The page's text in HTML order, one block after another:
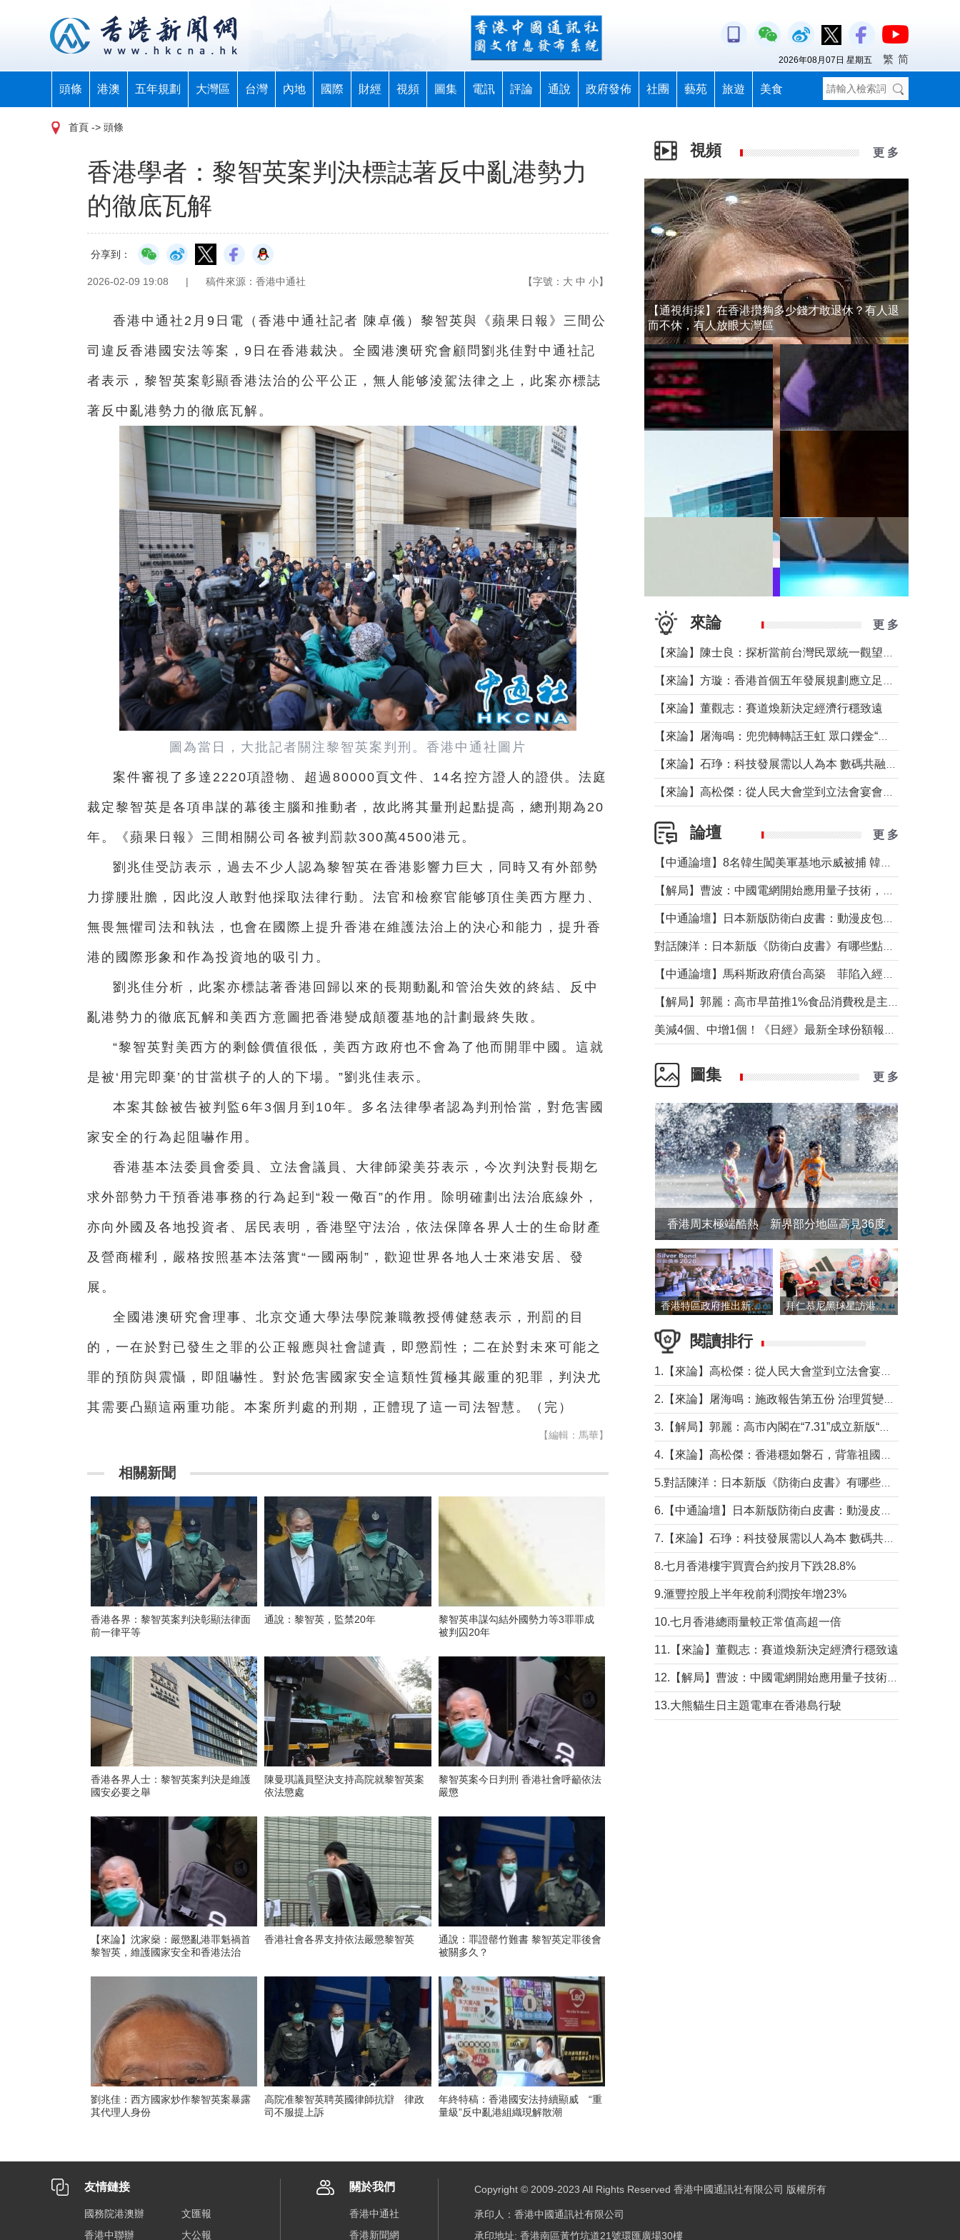
頭條 港澳 五年規劃 大灣區 台灣 內地 國際 財經 視頻 圖集 電訊 評論 通說 政府發佈 社團 藝苑 旅遊 美食
2026年08月07日 星期五 繁 简
首頁 -> 頭條
香港學者：黎智英案判決標誌著反中亂港勢力
的徹底瓦解
分享到：
2026-02-09 19:08 | 稿件來源：香港中通社 【字號： 大 中 小】
香港中通社2月9日電（香港中通社記者 陳卓儀）黎智英與《蘋果日報》三間公
司違反香港國安法等案，9日在香港裁決。全國港澳研究會顧問劉兆佳對中通社記
者表示，黎智英案彰顯香港法治的公平公正，無人能够淩駕法律之上，此案亦標誌
著反中亂港勢力的徹底瓦解。
圖為當日，大批記者關注黎智英案判刑。香港中通社圖片
案件審視了多達2220項證物、超過80000頁文件、14名控方證人的證供。法庭
裁定黎智英是各項串謀的幕後主腦和推動者，故此將其量刑起點提高，總刑期為20
年。《蘋果日報》三間相關公司各被判罰款300萬4500港元。
劉兆佳受訪表示，過去不少人認為黎智英在香港影響力巨大，同時又有外部勢
力撐腰壯膽，因此沒人敢對他採取法律行動。法官和檢察官能够頂住美西方壓力、
無畏無懼司法和執法，也會在國際上提升香港在維護法治上的決心和能力，提升香
港的國際形象和作為投資地的吸引力。
劉兆佳分析，此案亦標誌著香港回歸以來的長期動亂和管治失效的終結、反中
亂港勢力的徹底瓦解和美西方意圖把香港變成顛覆基地的計劃最終失敗。
“黎智英對美西方的剩餘價值很低，美西方政府也不會為了他而開罪中國。這就
是被‘用完即棄’的甘當棋子的人的下場。”劉兆佳表示。
本案其餘被告被判監6年3個月到10年。多名法律學者認為判刑恰當，對危害國
家安全的行為起阻嚇作用。
香港基本法委員會委員、立法會議員、大律師梁美芬表示，今次判決對長期乞
求外部勢力干預香港事務的行為起到“殺一儆百”的作用。除明確劃出法治底線外，
亦向外國及各地投資者、居民表明，香港堅守法治，依法保障各界人士的生命財產
及營商權利，嚴格按照基本法落實“一國兩制”，歡迎世界各地人士來港安居、發
展。
全國港澳研究會理事、北京交通大學法學院兼職教授傅健慈表示，刑罰的目
的，一在於對已發生之罪的公正報應與社會譴責，即懲罰性；二在於對未來可能之
罪的預防與震懾，即阻嚇性。對於危害國家安全這類性質極其嚴重的犯罪，判決尤
其需要凸顯這兩重功能。本案所判處的刑期，正體現了這一司法智慧。（完）
【編輯：馬華】
相關新聞
香港各界：黎智英案判決彰顯法律面
前一律平等
通說：黎智英，監禁20年
黎智英串謀勾結外國勢力等3罪罪成
被判囚20年
香港各界人士：黎智英案判決是維護
國安必要之舉
陳曼琪議員堅決支持高院就黎智英案
依法懲處
黎智英案今日判刑 香港社會呼籲依法
嚴懲
【來論】沈家燊：嚴懲亂港罪魁禍首
黎智英，維護國家安全和香港法治
香港社會各界支持依法嚴懲黎智英
通說：罪證罄竹難書 黎智英定罪後會
被關多久？
劉兆佳：西方國家炒作黎智英案暴露
其代理人身份
高院准黎智英聘英國律師抗辯 律政
司不服提上訴
年終特稿：香港國安法持續顯威 “重
量級”反中亂港組織現解散潮
視頻 更 多
【通視街採】在香港攢夠多少錢才敢退休？有人退
而不休，有人放眼大灣區
來論 更 多
【來論】董觀志：賽道煥新決定經濟行穩致遠
論壇 更 多
圖集 更 多
香港周末極端酷熱 新界部分地區高見36度
香港特區政府推出新一批銀色債券 每手1萬元保底息4.25厘 拜仁慕尼黑球星訪港 與球迷近距離互動
閱讀排行
8.七月香港樓宇買賣合約按月下跌28.8%
9.滙豐控股上半年稅前利潤按年增23%
10.七月香港總雨量較正常值高超一倍
11.【來論】董觀志：賽道煥新決定經濟行穩致遠
13.大熊貓生日主題電車在香港島行駛
友情鏈接
國務院港澳辦
文匯報
香港中聯辦
大公報
關於我們
香港中通社
香港新聞網
Copyright © 2009-2023 All Rights Reserved 香港中國通訊社有限公司 版權所有
承印人：香港中國通訊社有限公司
承印地址: 香港南區黃竹坑道21號環匯廣場30樓